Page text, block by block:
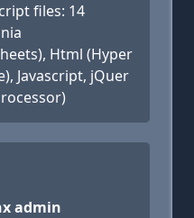
files: 14
Html (Hyper
Javascript, jQuer
admin